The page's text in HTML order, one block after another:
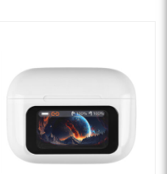
varijanti.
Opcije
mogu